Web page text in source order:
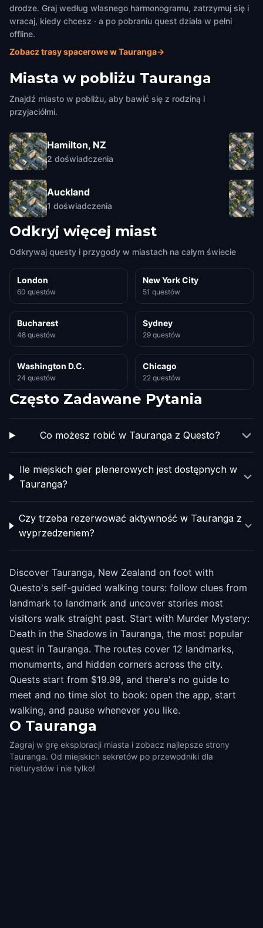
drodze. Graj według własnego harmonogramu, zatrzymuj się i
wracaj, kiedy chcesz · a po pobraniu quest działa w pełni
offline.
Zobacz trasy spacerowe w Tauranga→
Miasta w pobliżu Tauranga
Znajdź miasto w pobliżu, aby bawić się z rodziną i
przyjaciółmi.
Hamilton, NZ
2 doświadczenia
Auckland
1 doświadczenia
Odkryj więcej miast
Odkrywaj questy i przygody w miastach na całym świecie
London
60 questów
New York City
51 questów
Bucharest
48 questów
Sydney
29 questów
Washington D.C.
24 questów
Chicago
22 questów
Często Zadawane Pytania
Co możesz robić w Tauranga z Questo?
Ile miejskich gier plenerowych jest dostępnych w
Tauranga?
Czy trzeba rezerwować aktywność w Tauranga z
wyprzedzeniem?
Discover Tauranga, New Zealand on foot with
Questo's self-guided walking tours: follow clues from
landmark to landmark and uncover stories most
visitors walk straight past. Start with Murder Mystery:
Death in the Shadows in Tauranga, the most popular
quest in Tauranga. The routes cover 12 landmarks,
monuments, and hidden corners across the city.
Quests start from $19.99, and there's no guide to
meet and no time slot to book: open the app, start
walking, and pause whenever you like.
O Tauranga
Zagraj w grę eksploracji miasta i zobacz najlepsze strony
Tauranga. Od miejskich sekretów po przewodniki dla
nieturystów i nie tylko!